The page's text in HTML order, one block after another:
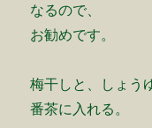
なるので、
お勧めです。
梅干しと、しょう
番茶に入れる。